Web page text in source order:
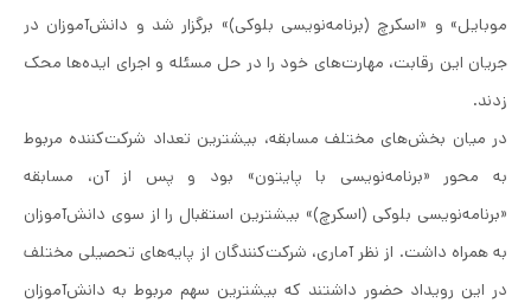
موبایل» و «اسکرچ (برنامه‌نویسی بلوکی)» برگزار شد و دانش‌آموزان در
جریان این رقابت، مهارت‌های خود را در حل مسئله و اجرای ایده‌ها محک
زدند.
در میان بخش‌های مختلف مسابقه، بیشترین تعداد شرکت‌کننده مربوط
به محور «برنامه‌نویسی با پایتون» بود و پس از آن، مسابقه
«برنامه‌نویسی بلوکی (اسکرچ)» بیشترین استقبال را از سوی دانش‌آموزان
به همراه داشت. از نظر آماری، شرکت‌کنندگان از پایه‌های تحصیلی مختلف
در این رویداد حضور داشتند که بیشترین سهم مربوط به دانش‌آموزان